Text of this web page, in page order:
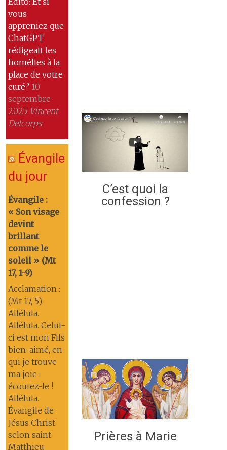
vous
appreniez que
ChatGPT
rédigeait les
homélies à la
place de votre
curé? 10
septembre
2025 Vincent
Delcorps
Évangile
du jour
Évangile :
« Son visage
devint
brillant
comme le
soleil » (Mt
17, 1-9)
Acclamation :
(Mt 17, 5)
Alléluia.
Alléluia. Celui-
ci est mon Fils
bien-aimé, en
qui je trouve
ma joie :
écoutez-le !
Alléluia.
Évangile de
Jésus Christ
selon saint
Matthieu
C’est quoi la
confession ?
Prières à Marie